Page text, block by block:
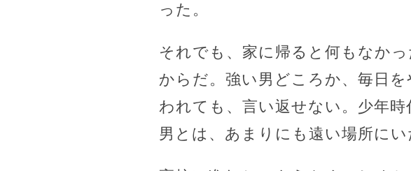
った。
それでも、家に帰ると何もなか
からだ。強い男どころか、毎日
われても、言い返せない。少年
男とは、あまりにも遠い場所にい